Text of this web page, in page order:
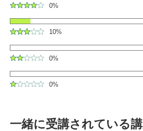
0%
10%
0%
0%
一緒に受講されている